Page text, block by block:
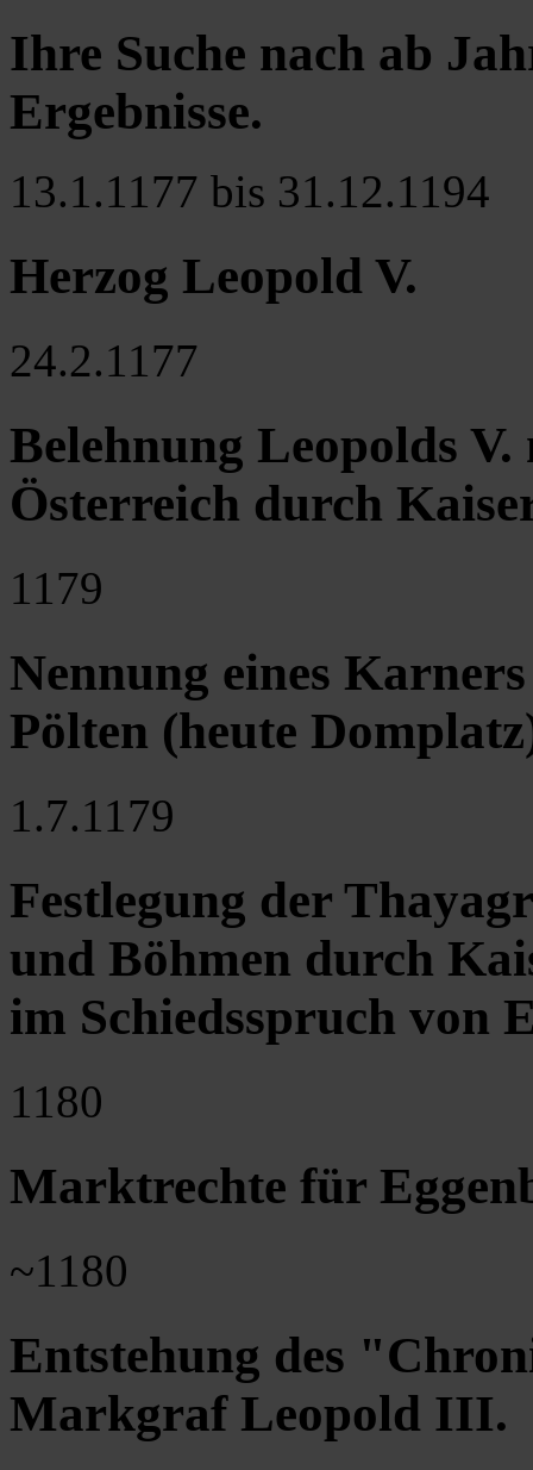
Ihre Suche nach ab
Ergebnisse.
13.1.1177 bis 31.12.1194
Herzog Leopold V.
24.2.1177
Belehnung Leopolds
Österreich durch
1179
Nennung eines
Pölten (heute
1.7.1179
Festlegung der
und Böhmen durch
im Schiedsspruch von
1180
Marktrechte für
~1180
Entstehung des
Markgraf Leopold III.